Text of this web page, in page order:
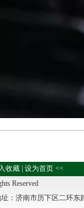
收藏 设为首页 <<
Reserved
址：济南市历下区二环